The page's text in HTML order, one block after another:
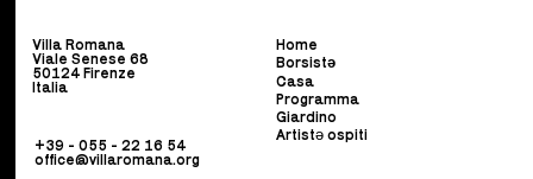
Villa Romana
Viale Senese 68
50124 Firenze
Italia
+39 - 055 - 22 16 54
office@villaromana.org
Home
Borsistə
Casa
Programma
Giardino
Artistə ospiti